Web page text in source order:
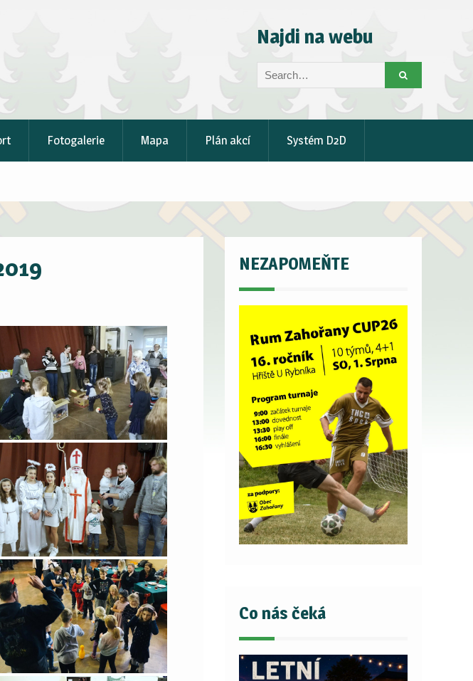
Najdi na webu
Search
for:
Fotogalerie Mapa Plán akcí Systém D2D
NEZAPOMEŇTE
Co nás čeká